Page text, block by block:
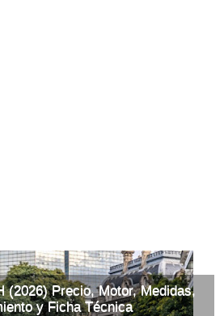
(2026) Precio, Motor, Medidas,
y Ficha Técnica